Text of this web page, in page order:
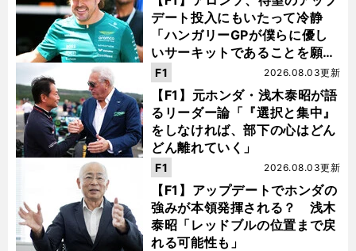
デート投入にもいたって冷静
「ハンガリーGPが僕らに優し
いサーキットであることを願
う」
【F1】元ホンダ・浅木泰昭が語
るリーダー論「『選択と集中』
をしなければ、部下の心はどん
どん離れていく」
2026.08.03更新
F1
【F1】アップデートでホンダの
強みが本領発揮される？ 浅木
泰昭「レッドブルの位置まで戻
れる可能性も」
2026.08.03更新
F1